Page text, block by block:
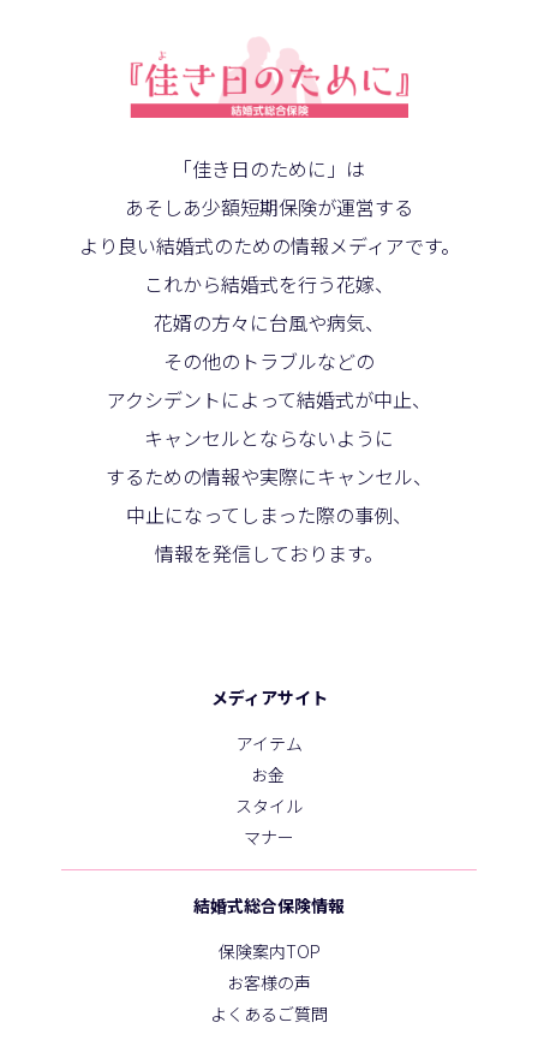
「佳き日のために」は
あそしあ少額短期保険が運営する
より良い結婚式のための情報メディアです。
これから結婚式を行う花嫁、
花婿の方々に台風や病気、
その他のトラブルなどの
アクシデントによって結婚式が中止、
キャンセルとならないように
するための情報や実際にキャンセル、
中止になってしまった際の事例、
情報を発信しております。
メディアサイト
アイテム
お金
スタイル
マナー
結婚式総合保険情報
保険案内TOP
お客様の声
よくあるご質問